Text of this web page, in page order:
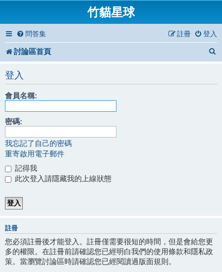
竹貓星球
問答集 登入
註冊
討論區首頁
登入
會員名稱:
密碼:
我忘記了自己的密碼
重寄啟用電子郵件
記得我
此次登入請隱藏我的上線狀態
註冊
您必須註冊後才能登入。註冊僅需要很短的時間，但是會給您更
多的權限。在註冊前請確認您已經明白我們的使用條款和隱私政
策。當瀏覽討論區時請確認您已經閱讀過版面規則。